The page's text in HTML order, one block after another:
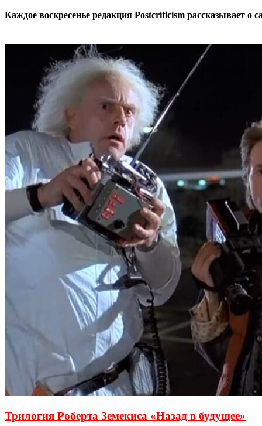
Каждое воскресенье редакция Postcriticism рассказывает
Трилогия Роберта Земекиса «Назад в будущее»